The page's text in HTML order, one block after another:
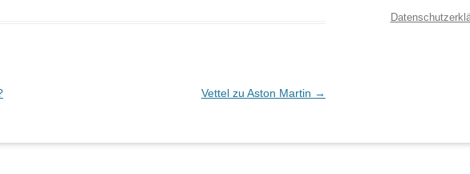
Vettel zu Aston Martin →